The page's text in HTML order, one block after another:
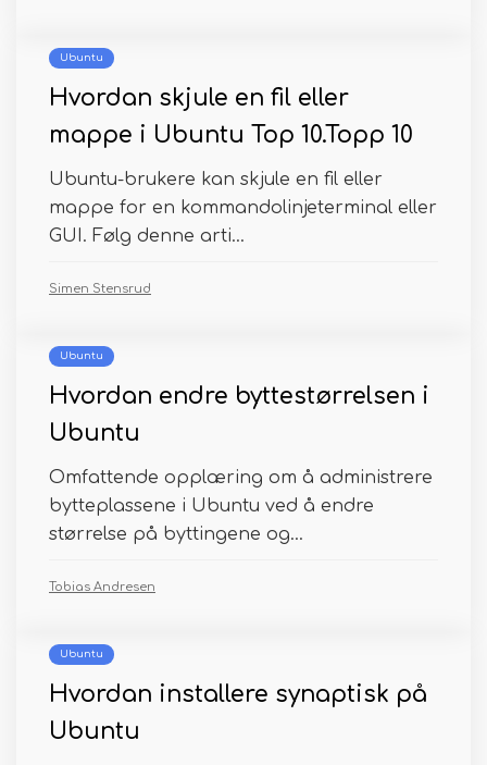
Ubuntu
Hvordan skjule en fil eller
mappe i Ubuntu Top 10.Topp 10
Ubuntu-brukere kan skjule en fil eller
mappe for en kommandolinjeterminal eller
GUI. Følg denne arti...
Simen Stensrud
Ubuntu
Hvordan endre byttestørrelsen i
Ubuntu
Omfattende opplæring om å administrere
bytteplassene i Ubuntu ved å endre
størrelse på byttingene og...
Tobias Andresen
Ubuntu
Hvordan installere synaptisk på
Ubuntu